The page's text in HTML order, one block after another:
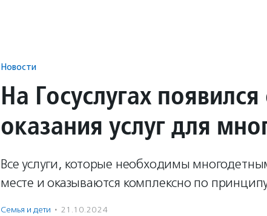
Новости
На Госуслугах появился
оказания услуг для
Все услуги, которые необходимы
месте и оказываются комплексно по
Семья и дети · 21.10.2024